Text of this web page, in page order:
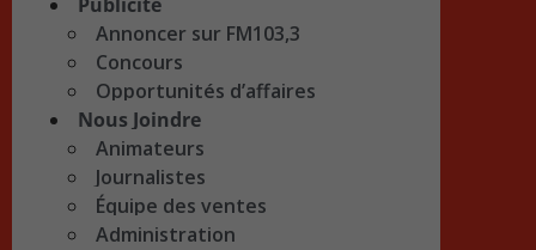
Annoncer sur FM103,3
Concours
Opportunités d’affaires
Nous Joindre
Animateurs
Journalistes
Équipe des ventes
Administration